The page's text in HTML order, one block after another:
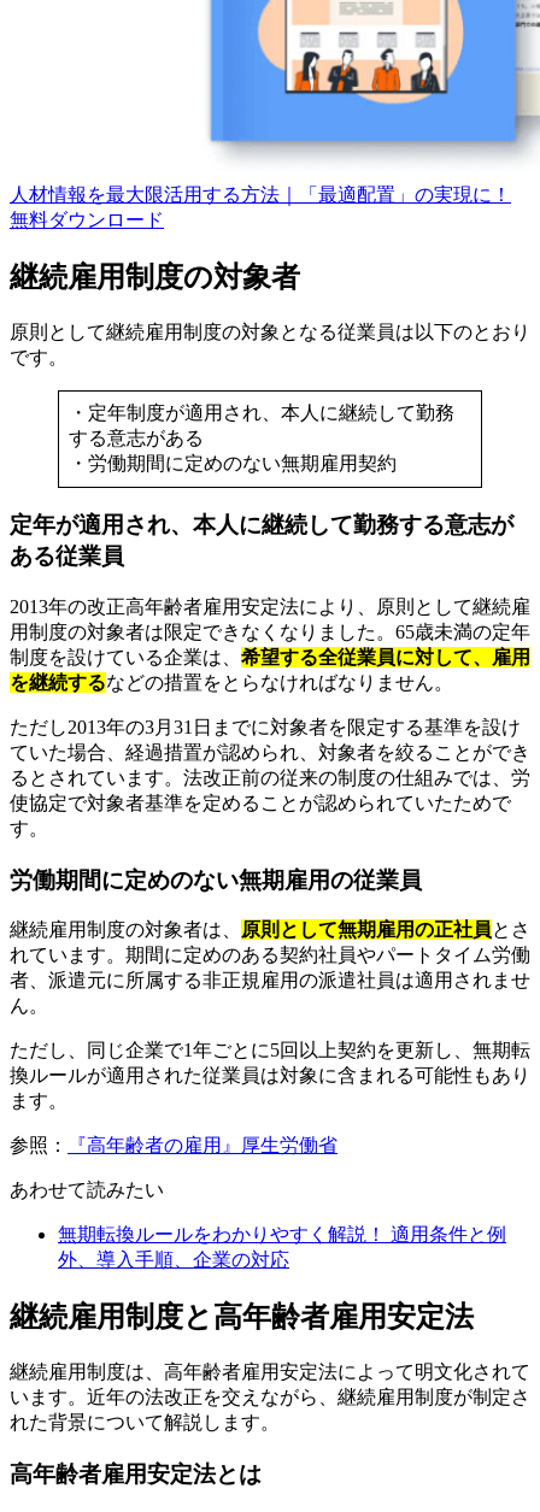
人材情報を最大限活用する方法｜「最適配置」の実現に！
無料ダウンロード
継続雇用制度の対象者
原則として継続雇用制度の対象となる従業員は以下のとおり
です。
・定年制度が適用され、本人に継続して勤務
する意志がある
・労働期間に定めのない無期雇用契約
定年が適用され、本人に継続して勤務する意志が
ある従業員
2013年の改正高年齢者雇用安定法により、原則として継続雇
用制度の対象者は限定できなくなりました。65歳未満の定年
制度を設けている企業は、 希望する全従業員に対して、雇用
を継続するなどの措置をとらなければなりません。
ただし2013年の3月31日までに対象者を限定する基準を設け
ていた場合、経過措置が認められ、対象者を絞ることができ
るとされています。法改正前の従来の制度の仕組みでは、労
使協定で対象者基準を定めることが認められていたためで
す。
労働期間に定めのない無期雇用の従業員
継続雇用制度の対象者は、 原則として無期雇用の正社員とさ
れています。期間に定めのある契約社員やパートタイム労働
者、派遣元に所属する非正規雇用の派遣社員は適用されませ
ん。
ただし、同じ企業で1年ごとに5回以上契約を更新し、無期転
換ルールが適用された従業員は対象に含まれる可能性もあり
ます。
参照： 『高年齢者の雇用』厚生労働省
あわせて読みたい
無期転換ルールをわかりやすく解説！ 適用条件と例
外、導入手順、企業の対応
継続雇用制度と高年齢者雇用安定法
継続雇用制度は、高年齢者雇用安定法によって明文化されて
います。近年の法改正を交えながら、継続雇用制度が制定さ
れた背景について解説します。
高年齢者雇用安定法とは